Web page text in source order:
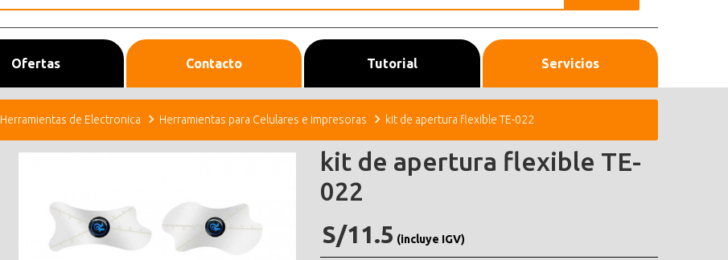
Ofertas Contacto Tutorial Servicios
Herramientas de Electronica Herramientas para Celulares e Impresoras kit de apertura flexible TE-022
kit de apertura flexible TE-
022
S/11.5 (incluye IGV)